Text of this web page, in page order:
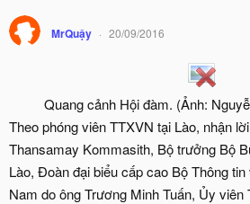
MrQuậy 20/09/2016
Quang cảnh Hội đàm. (Ảnh:
Theo phóng viên TTXVN tại Lào, nhận
Thansamay Kommasith, Bộ trưởng Bộ
Lào, Đoàn đại biểu cấp cao Bộ Thông
Nam do ông Trương Minh Tuấn, Ủy